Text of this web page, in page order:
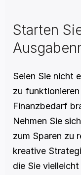
Starten
Seien Sie nicht
zu
Finanzbedarf
Nehmen Sie
zum Sparen zu
kreative
die Sie